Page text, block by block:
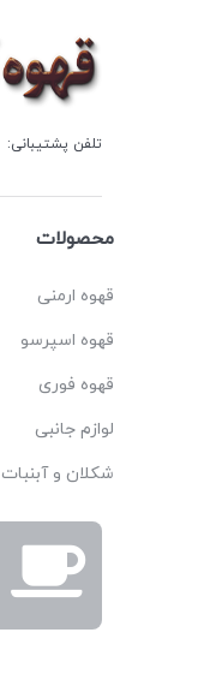
تلفن پشتیبانی:
محصولات
قهوه ارمنی
قهوه اسپرسو
قهوه فوری
لوازم جانبی
شکلان و آبنبات